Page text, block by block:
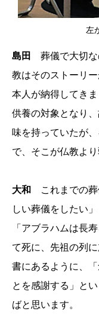
左
島田 葬儀で大切
教はそのストーリ
本人が納得してき
供養の対象となり
味を持っていたが
で、そこが仏教よ
大和
これまでの
しい葬儀をしたい
「アブラハムは長
て死に、先祖の列
書にあるように、
とを感謝する」と
ばと思います。